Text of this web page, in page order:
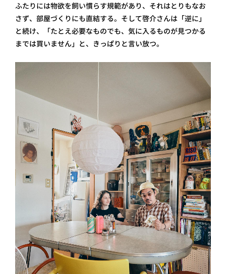
ふたりには物欲を飼い慣らす規範があり、それはとりもなお
さず、部屋づくりにも直結する。そして啓介さんは「逆に」
と続け、「たとえ必要なものでも、気に入るものが見つかる
までは買いません」と、きっぱりと言い放つ。